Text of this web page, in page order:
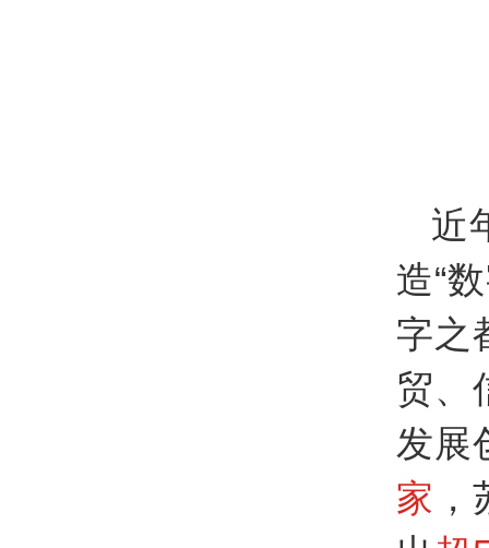
近
造“
字之
贸、
发展
家